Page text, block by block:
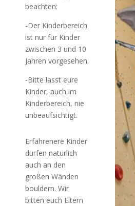
beachten:
-Der Kinderbereich
ist nur für Kinder
zwischen 3 und 10
Jahren vorgesehen.
-Bitte lasst eure
Kinder, auch im
Kinderbereich, nie
unbeaufsichtigt.
Erfahrenere Kinder
dürfen natürlich
auch an den
großen Wänden
bouldern. Wir
bitten euch Eltern